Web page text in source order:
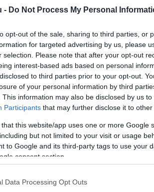
- Do Not Process My Personal
opt-out of the sale, sharing to third parties, or
for targeted advertising by us, please
selection. Please note that after your opt-out
interest-based ads based on personal
to third parties prior to your opt-out.
of your personal information by third
This information may also be disclosed by us
Participants that may further disclose it to other
that this website/app uses one or more Google
but not limited to your visit or usage
to Google and its third-party tags to use your
consent section.
Data Processing Opt Outs
egyszerre több összetett
között, ami idő- és
valójában ellenünk
munkavégzésre és a több
sem figyel teljes kapacitással.
megállapította, hogy a